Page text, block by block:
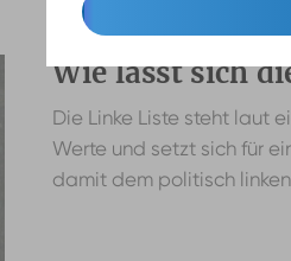
Wie lässt sich
Die Linke Liste steht laut
Werte und setzt sich für
damit dem politisch